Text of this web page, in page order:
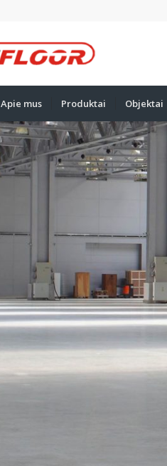
Apie mus Produktai Objektai